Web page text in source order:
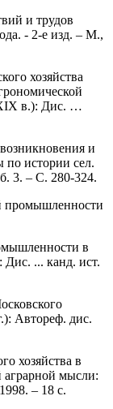
и трудов
- 2-е изд. – М.,
хозяйства
XIX в.): Дис. …
и
истории сел.
3. – С. 280-324.
промышленности
в
Дис. ... канд. ист.
Автореф. дис.
хозяйства в
аграрной мысли:
– 18 с.